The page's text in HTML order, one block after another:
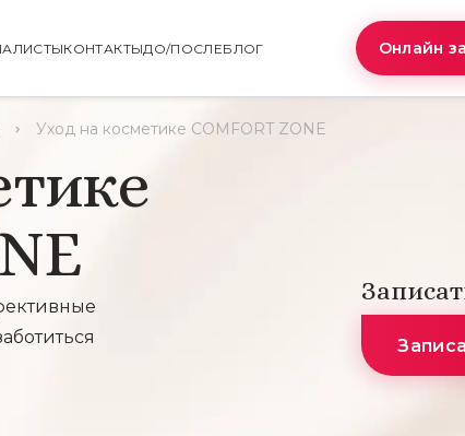
КОНТАКТЫДО/ПОСЛЕБЛОГ Онлайн
Уход на косметике COMFORT ZONE